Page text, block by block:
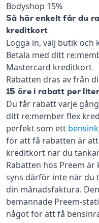
Bodyshop 15%
Så här enkelt får du
kreditkort
Logga in, välj butik och
Betala med ditt
Mastercard kreditkort
Rabatten dras av från
15 öre i rabatt per
Du får rabatt varje
ditt re:member flex
perfekt som ett
för att få rabatten är
kreditkort när du
Rabatten hos Preem
syns därför inte när du
din månadsfaktura.
bemannade Preem-
något för att få